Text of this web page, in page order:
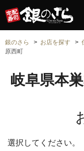
銀のさら お店を探す
原西町
岐阜県本
選択してください。